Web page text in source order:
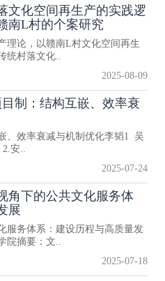
文化空间再生产的实践逻
L村的个案研究
理论，以赣南L村文化空间再生
统村落文化..
2025-08-09
制：结构互嵌、效率衰
、效率衰减与机制优化李韬1 吴
2.安..
2025-07-24
角下的公共文化服务体
展
服务体系：建设历程与高质量发
院摘要：文..
2025-07-18